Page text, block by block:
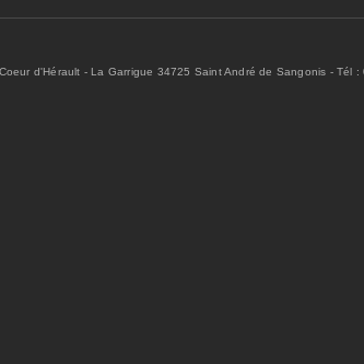
d'Hérault - La Garrigue 34725 Saint André de Sangonis - Tél